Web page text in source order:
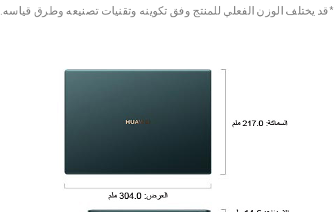
*قد يختلف الوزن الفعلي للمنتج وفق تكوينه وتقنيات تصنيعه وطرق قياسه.